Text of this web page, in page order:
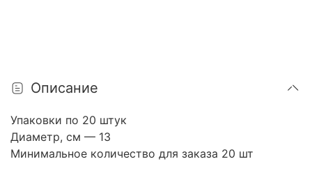
Описание
Упаковки по 20 штук
Диаметр, см — 13
Минимальное количество для заказа 20 шт